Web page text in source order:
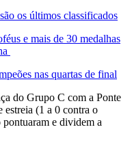
os últimos classificados
e mais de 30 medalhas
nas quartas de final
do Grupo C com a Ponte
estreia (1 a 0 contra o
e dividem a